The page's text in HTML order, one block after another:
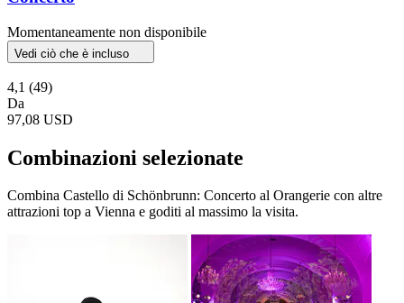
Momentaneamente non disponibile
Vedi ciò che è incluso
4,1 (49)
Da
97,08 USD
Combinazioni selezionate
Combina Castello di Schönbrunn: Concerto al Orangerie con altre
attrazioni top a Vienna e goditi al massimo la visita.